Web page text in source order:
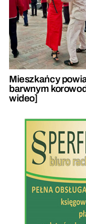
Mieszkańcy
barwnym
wideo]